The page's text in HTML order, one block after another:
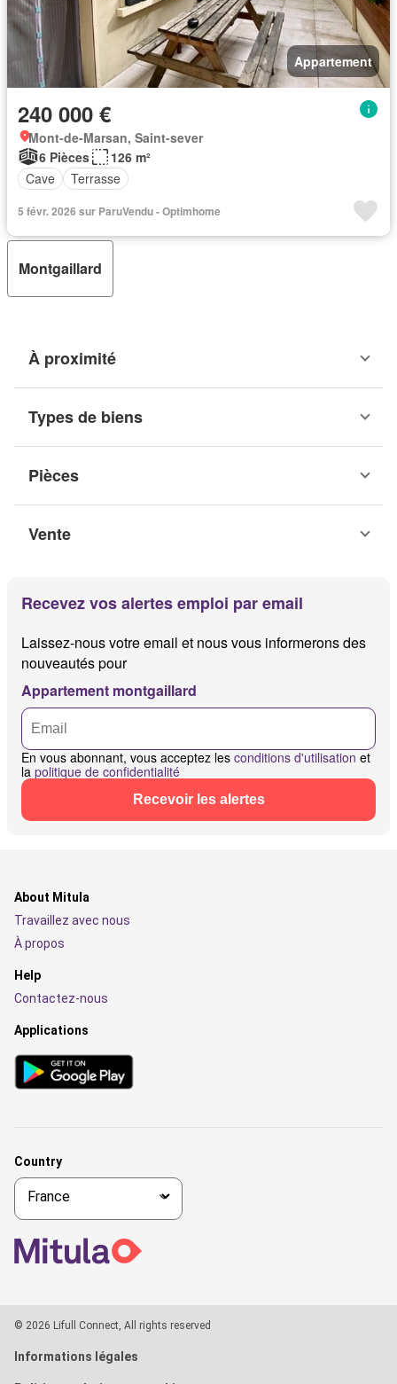
Appartement
240 000 €
Mont-de-Marsan, Saint-sever
6 Pièces
126 m²
Cave
Terrasse
5 févr. 2026 sur ParuVendu - Optimhome
Montgaillard
À proximité
Types de biens
Pièces
Vente
Recevez vos alertes emploi par email
Laissez-nous votre email et nous vous informerons des
nouveautés pour
Appartement montgaillard
En vous abonnant, vous acceptez les conditions d'utilisation et
la politique de confidentialité
Recevoir les alertes
About Mitula
Travaillez avec nous
À propos
Help
Contactez-nous
Applications
Country
© 2026 Lifull Connect, All rights reserved
Informations légales